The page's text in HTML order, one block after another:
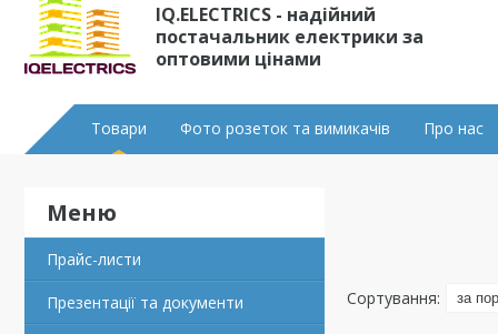
IQ.ELECTRICS - надійний
постачальник електрики за
оптовими цінами
Товари Фото розеток та вимикачів Про нас
Прайс-листи
Презентації та документи